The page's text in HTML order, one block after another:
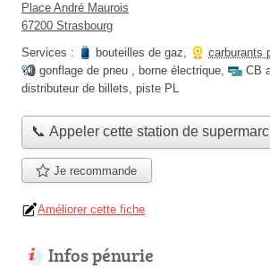
Place André Maurois
67200 Strasbourg
Services :
bouteilles de gaz, carburants
gonflage de pneu , borne électrique, CB
distributeur de billets, piste PL
📞 Appeler cette station de
Je recommande
Améliorer cette fiche
Infos pénurie